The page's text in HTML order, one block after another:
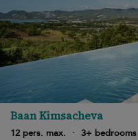
Baan Kimsacheva
12 pers. max.
· 3+ bedrooms